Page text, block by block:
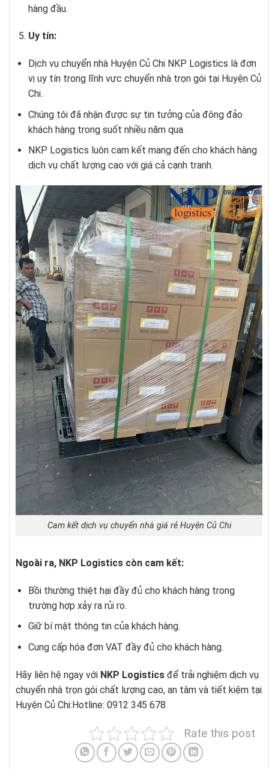
hàng đầu.
Uy tín:
Dịch vụ chuyển nhà Huyện Củ Chi NKP Logistics là đơn
vị uy tín trong lĩnh vực chuyển nhà trọn gói tại Huyện Củ
Chi.
Chúng tôi đã nhận được sự tin tưởng của đông đảo
khách hàng trong suốt nhiều năm qua.
NKP Logistics luôn cam kết mang đến cho khách hàng
dịch vụ chất lượng cao với giá cả cạnh tranh.
Cam kết dịch vụ chuyển nhà giá rẻ Huyện Củ Chi
Ngoài ra, NKP Logistics còn cam kết:
Bồi thường thiệt hại đầy đủ cho khách hàng trong
trường hợp xảy ra rủi ro.
Giữ bí mật thông tin của khách hàng.
Cung cấp hóa đơn VAT đầy đủ cho khách hàng.
Hãy liên hệ ngay với NKP Logistics để trải nghiệm dịch vụ
chuyển nhà trọn gói chất lượng cao, an tâm và tiết kiệm tại
Huyện Củ Chi:Hotline: 0912 345 678
Rate this post